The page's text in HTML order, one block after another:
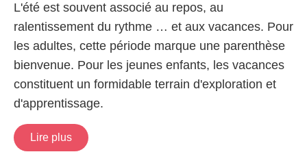
L'été est souvent associé au repos, au
ralentissement du rythme … et aux vacances. Pour
les adultes, cette période marque une parenthèse
bienvenue. Pour les jeunes enfants, les vacances
constituent un formidable terrain d'exploration et
d'apprentissage.
Lire plus